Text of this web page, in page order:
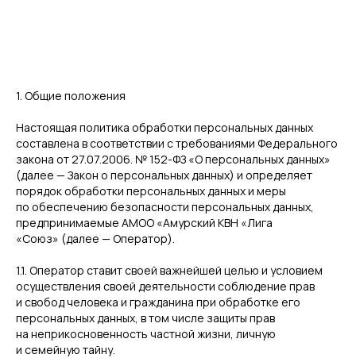
1. Общие положения
Настоящая политика обработки персональных данных
составлена в соответствии с требованиями Федерального
закона от 27.07.2006. № 152-ФЗ «О персональных данных»
(далее — Закон о персональных данных) и определяет
порядок обработки персональных данных и меры
по обеспечению безопасности персональных данных,
предпринимаемые АМОО «Амурский КВН «Лига
«Союз» (далее — Оператор).
1.1. Оператор ставит своей важнейшей целью и условием
осуществления своей деятельности соблюдение прав
и свобод человека и гражданина при обработке его
персональных данных, в том числе защиты прав
на неприкосновенность частной жизни, личную
и семейную тайну.